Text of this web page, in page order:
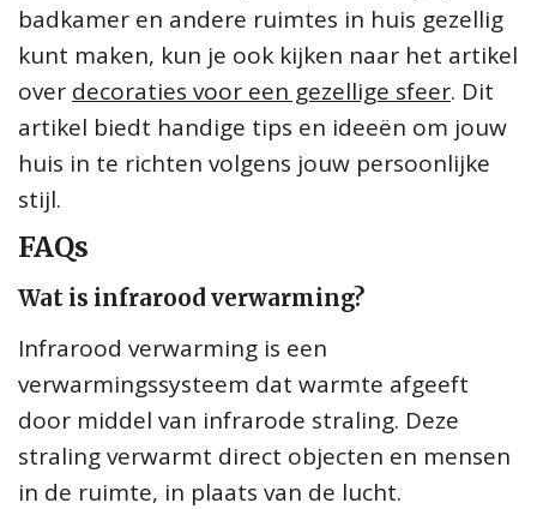
badkamer en andere ruimtes in huis gezellig
kunt maken, kun je ook kijken naar het artikel
over decoraties voor een gezellige sfeer. Dit
artikel biedt handige tips en ideeën om jouw
huis in te richten volgens jouw persoonlijke
stijl.
FAQs
Wat is infrarood verwarming?
Infrarood verwarming is een
verwarmingssysteem dat warmte afgeeft
door middel van infrarode straling. Deze
straling verwarmt direct objecten en mensen
in de ruimte, in plaats van de lucht.